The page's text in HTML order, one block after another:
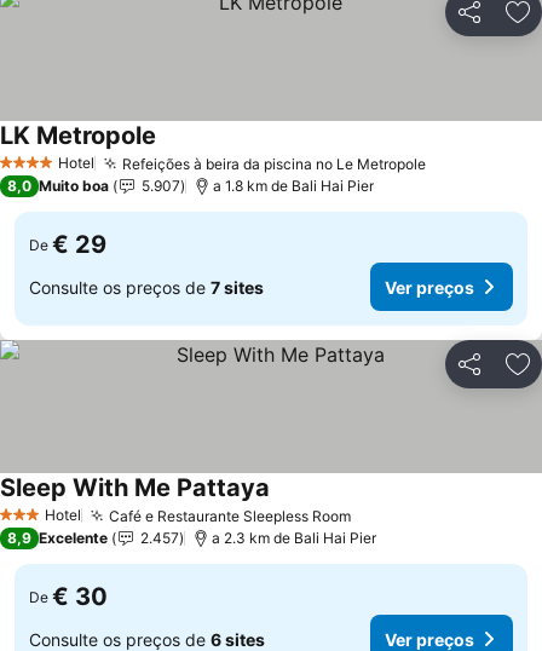
Partilhar
4 EstrelasHotel Refeições à beira da piscina no Le MetropoleVer preços
LK Metropole
8,0 Muito boa 5.907 a 1.8 km de Bali Hai Pier
De € 29
Consulte os preços de 7 sites Ver preços
Partilhar
3 EstrelasHotel Café e Restaurante Sleepless RoomVer preços
Sleep With Me Pattaya
8,9 Excelente 2.457 a 2.3 km de Bali Hai Pier
De € 30
Consulte os preços de 6 sites Ver preços